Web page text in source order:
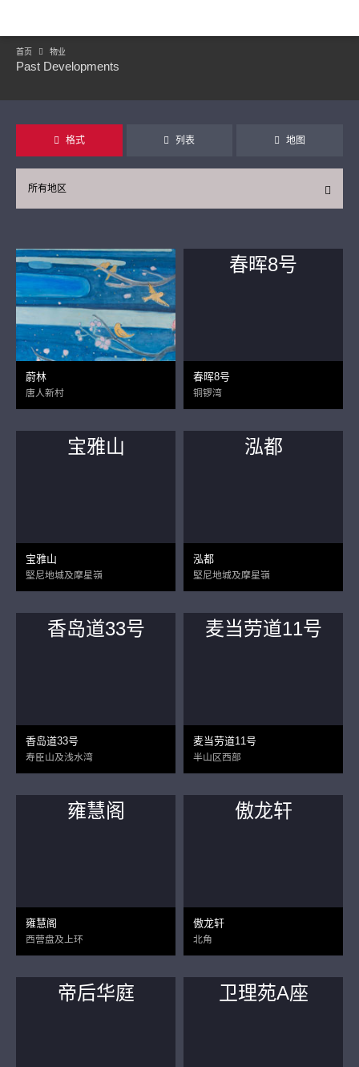
首页 物业
Past Developments
格式 列表 地图
所有地区
蔚林
唐人新村
春晖8号
春晖8号
铜锣湾
宝雅山
宝雅山
堅尼地城及摩星嶺
泓都
泓都
堅尼地城及摩星嶺
香岛道33号
香岛道33号
寿臣山及浅水湾
麦当劳道11号
麦当劳道11号
半山区西部
雍慧阁
雍慧阁
西营盘及上环
傲龙轩
傲龙轩
北角
帝后华庭 卫理苑A座
继续